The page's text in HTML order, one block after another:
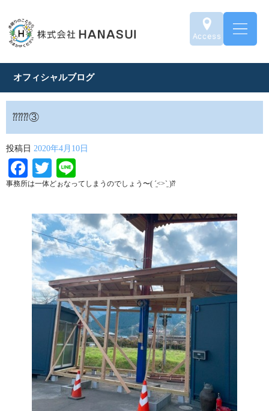
オフィシャルブログ
⁇⁇⁇③
投稿日 2020年4月10日
Facebook
Twitter
事務所は一体どぉなってしまうのでしょう〜( ˊ̱˂˃ˋ̱ )⁇